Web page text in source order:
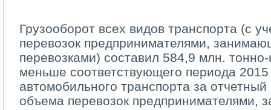
Грузооборот всех видов транспорта (с
перевозок предпринимателями,
перевозками) cоставил 584,9 млн.
меньше соответствующего периода 2015
автомобильного транспорта за
объема перевозок предпринимателями,